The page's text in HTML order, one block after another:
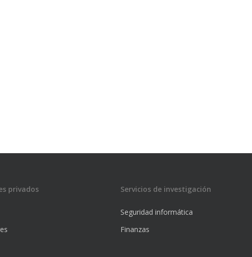
privados Servicios de investigación
Seguridad informática
Finanzas